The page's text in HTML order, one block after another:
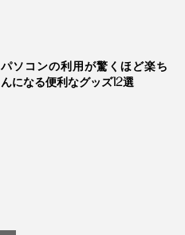
パソコンの利用が驚くほど楽ち
んになる便利なグッズ12選